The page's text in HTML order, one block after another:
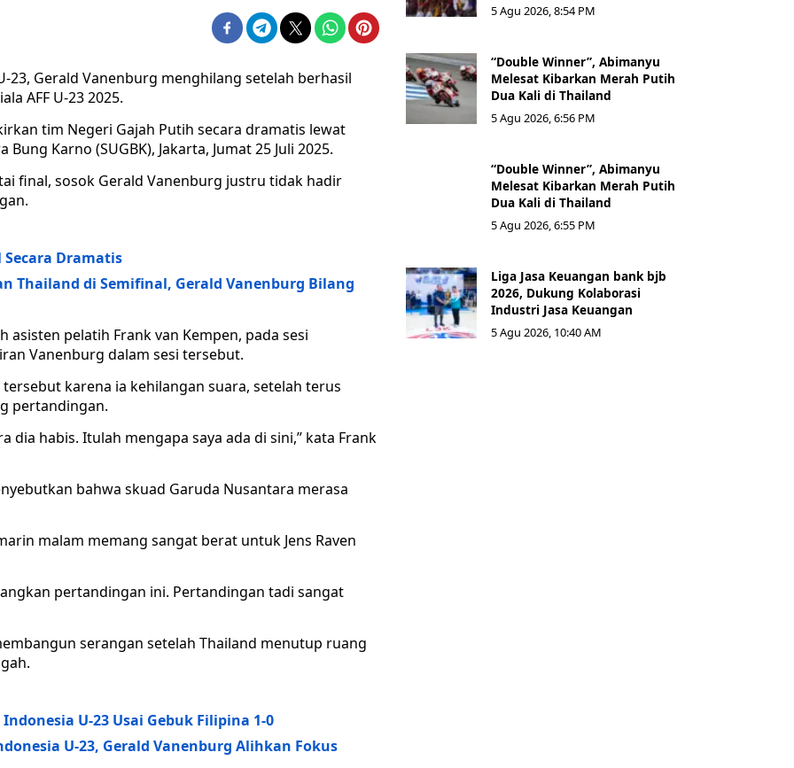
23, Gerald Vanenburg menghilang setelah berhasil
AFF U-23 2025.
tim Negeri Gajah Putih secara dramatis lewat
Karno (SUGBK), Jakarta, Jumat 25 Juli 2025.
final, sosok Gerald Vanenburg justru tidak hadir
Dramatis
Thailand di Semifinal, Gerald Vanenburg Bilang
pelatih Frank van Kempen, pada sesi
Vanenburg dalam sesi tersebut.
karena ia kehilangan suara, setelah terus
pertandingan.
dia habis. Itulah mengapa saya ada di sini,” kata Frank
bahwa skuad Garuda Nusantara merasa
malam memang sangat berat untuk Jens Raven
pertandingan ini. Pertandingan tadi sangat
serangan setelah Thailand menutup ruang
U-23 Usai Gebuk Filipina 1-0
U-23, Gerald Vanenburg Alihkan Fokus
5 Agu 2026, 8:54 PM
“Double Winner”, Abimanyu
Melesat Kibarkan Merah Putih
Dua Kali di Thailand
5 Agu 2026, 6:56 PM
“Double Winner”, Abimanyu
Melesat Kibarkan Merah Putih
Dua Kali di Thailand
5 Agu 2026, 6:55 PM
Liga Jasa Keuangan bank bjb
2026, Dukung Kolaborasi
Industri Jasa Keuangan
5 Agu 2026, 10:40 AM